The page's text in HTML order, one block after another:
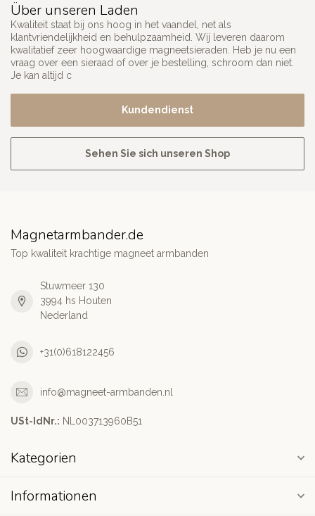
Über unseren Laden
Kwaliteit staat bij ons hoog in het vaandel, net als
klantvriendelijkheid en behulpzaamheid. Wij leveren daarom
kwalitatief zeer hoogwaardige magneetsieraden. Heb je nu een
vraag over een sieraad of over je bestelling, schroom dan niet.
Je kan altijd c
Kundendienst
Sehen Sie sich unseren Shop
Magnetarmbander.de
Top kwaliteit krachtige magneet armbanden
Stuwmeer 130
3994 hs Houten
Nederland
+31(0)618122456
info@magneet-armbanden.nl
USt-IdNr.: NL003713960B51
Kategorien
Informationen